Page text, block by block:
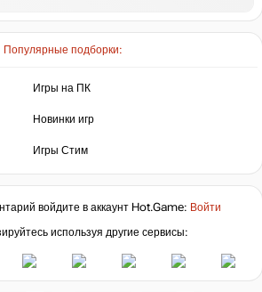
Популярные подборки:
Игры на ПК
Новинки игр
Игры Стим
войдите в аккаунт Hot.Game: Войти
используя другие сервисы: